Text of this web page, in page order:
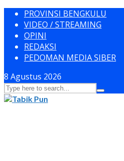
PROVINSI BENGKULU
VIDEO / STREAMING
OPINI
REDAKSI
PEDOMAN MEDIA SIBER
8 Agustus 2026